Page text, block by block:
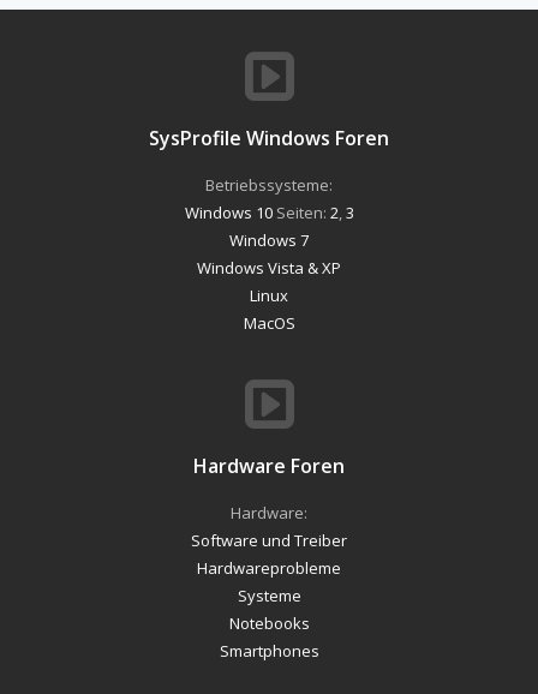
SysProfile Windows Foren
Betriebssysteme:
Windows 10Seiten: 2 3
Windows 7
Windows Vista & XP
Linux
MacOS
Hardware Foren
Hardware:
Software und Treiber
Hardwareprobleme
Systeme
Notebooks
Smartphones